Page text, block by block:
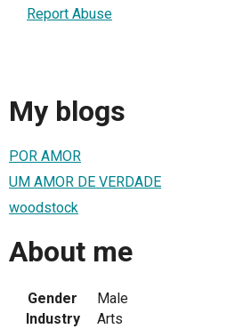
Report Abuse
My blogs
POR AMOR
UM AMOR DE VERDADE
woodstock
About me
Gender
Male
Industry
Arts